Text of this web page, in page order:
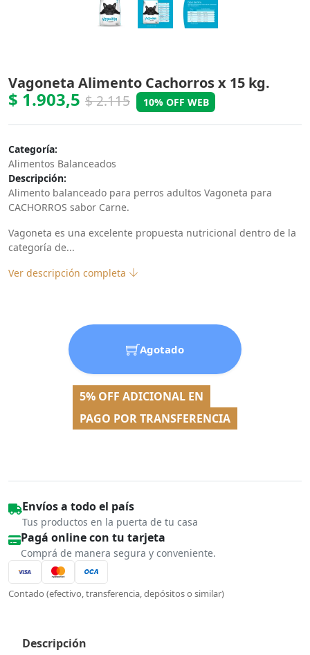
Vagoneta Alimento Cachorros x 15 kg.
$ 1.903,5 $ 2.115 10% OFF WEB
Categoría:
Alimentos Balanceados
Descripción:
Alimento balanceado para perros adultos Vagoneta para
CACHORROS sabor Carne.
Vagoneta es una excelente propuesta nutricional dentro de la
categoría de...
Ver descripción completa
Agotado
5% OFF ADICIONAL EN
PAGO POR TRANSFERENCIA
Envíos a todo el país
Tus productos en la puerta de tu casa
Pagá online con tu tarjeta
Comprá de manera segura y conveniente.
Contado (efectivo, transferencia, depósitos o similar)
Descripción